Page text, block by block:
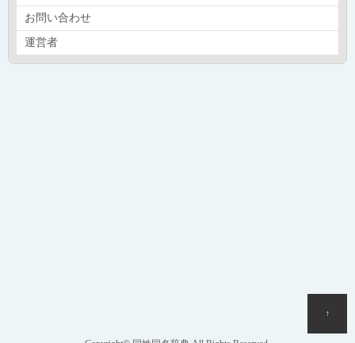
お問い合わせ
運営者
↑